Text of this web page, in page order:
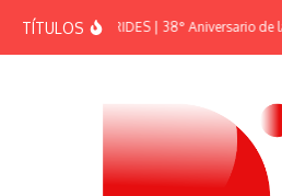
TÍTULOSEFEMÉRIDES | 38° Aniversario de